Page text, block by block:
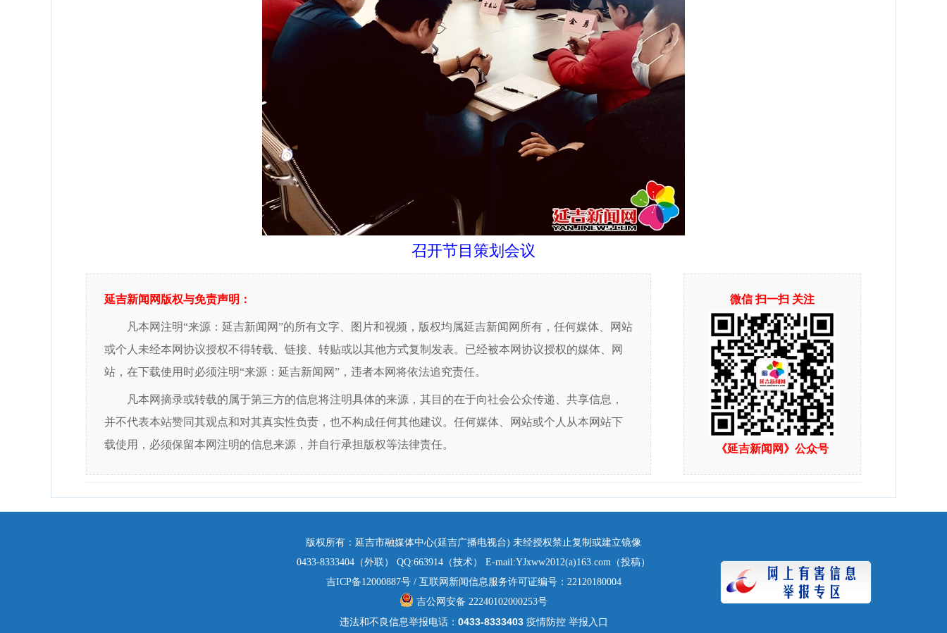
召开节目策划会议
微信 扫一扫 关注
《延吉新闻网》公众号
延吉新闻网版权与免责声明：
凡本网注明“来源：延吉新闻网”的所有文字、图片和视频，版权均属延吉新闻网所有，任何媒体、网站
或个人未经本网协议授权不得转载、链接、转贴或以其他方式复制发表。已经被本网协议授权的媒体、网
站，在下载使用时必须注明“来源：延吉新闻网”，违者本网将依法追究责任。
凡本网摘录或转载的属于第三方的信息将注明具体的来源，其目的在于向社会公众传递、共享信息，
并不代表本站赞同其观点和对其真实性负责，也不构成任何其他建议。任何媒体、网站或个人从本网站下
载使用，必须保留本网注明的信息来源，并自行承担版权等法律责任。
版权所有：延吉市融媒体中心(延吉广播电视台) 未经授权禁止复制或建立镜像
0433-8333404（外联） QQ:663914（技术） E-mail:YJxww2012(a)163.com（投稿）
吉ICP备12000887号/ 互联网新闻信息服务许可证编号：22120180004
吉公网安备 22240102000253号
违法和不良信息举报电话： 0433-8333403 疫情防控 举报入口